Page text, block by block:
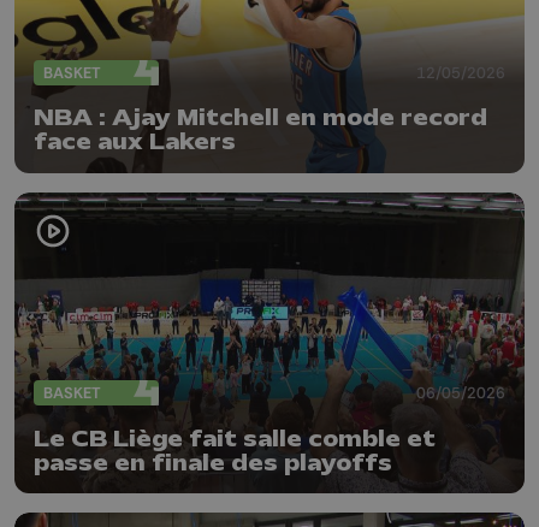
BASKET 12/05/2026
NBA : Ajay Mitchell en mode record
face aux Lakers
BASKET 06/05/2026
Le CB Liège fait salle comble et
passe en finale des playoffs